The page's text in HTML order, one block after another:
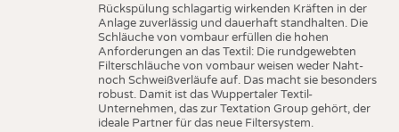
Rückspülung schlagartig wirkenden Kräften in der
Anlage zuverlässig und dauerhaft standhalten. Die
Schläuche von vombaur erfüllen die hohen
Anforderungen an das Textil: Die rundgewebten
Filterschläuche von vombaur weisen weder Naht-
noch Schweißverläufe auf. Das macht sie besonders
robust. Damit ist das Wuppertaler Textil-
Unternehmen, das zur Textation Group gehört, der
ideale Partner für das neue Filtersystem.